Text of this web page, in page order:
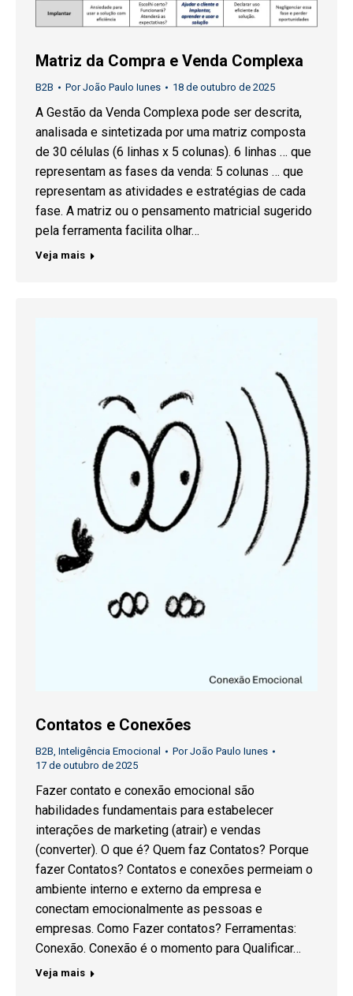
Matriz da Compra e Venda Complexa
B2B PorJoão Paulo Iunes 18 de outubro de 2025
A Gestão da Venda Complexa pode ser descrita,
analisada e sintetizada por uma matriz composta
de 30 células (6 linhas x 5 colunas). 6 linhas … que
representam as fases da venda: 5 colunas … que
representam as atividades e estratégias de cada
fase. A matriz ou o pensamento matricial sugerido
pela ferramenta facilita olhar…
Veja mais
Contatos e Conexões
B2B, Inteligência Emocional PorJoão Paulo Iunes
17 de outubro de 2025
Fazer contato e conexão emocional são
habilidades fundamentais para estabelecer
interações de marketing (atrair) e vendas
(converter). O que é? Quem faz Contatos? Porque
fazer Contatos? Contatos e conexões permeiam o
ambiente interno e externo da empresa e
conectam emocionalmente as pessoas e
empresas. Como Fazer contatos? Ferramentas:
Conexão. Conexão é o momento para Qualificar…
Veja mais